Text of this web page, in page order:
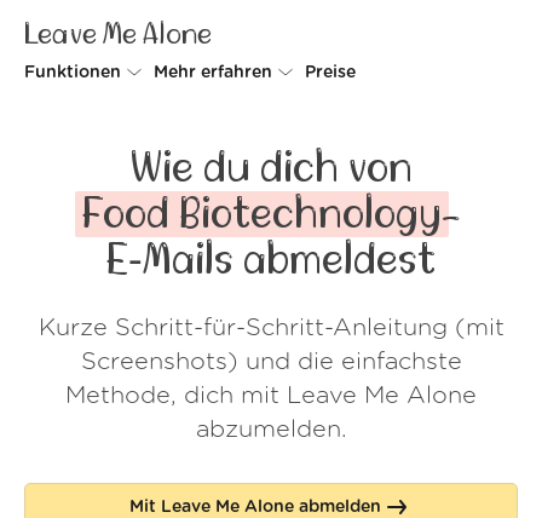
Leave Me Alone
Funktionen
Rollups
Screener
Do-not-disturb
Mehr erfahren
So geht's
Sicherheit
Über uns
Login
Preise
Wie du dich von
Food Biotechnology-
E‑Mails abmeldest
Kurze Schritt-für-Schritt-Anleitung (mit
Screenshots) und die einfachste
Methode, dich mit Leave Me Alone
abzumelden.
Mit Leave Me Alone abmelden